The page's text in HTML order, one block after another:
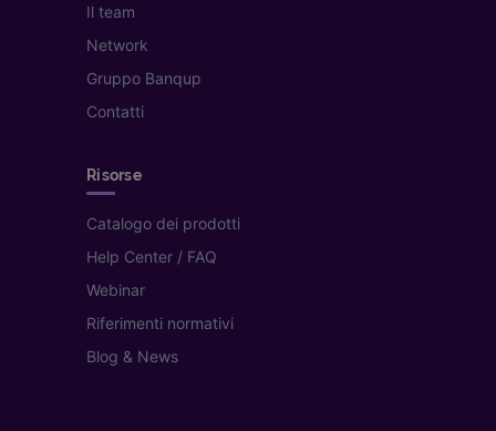
Il team
Network
Gruppo Banqup
Contatti
Risorse
Catalogo dei prodotti
Help Center / FAQ
Webinar
Riferimenti normativi
Blog & News